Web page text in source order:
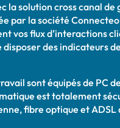
la solution cross canal
par la société
vos flux d’interactions
des indicateurs
sont équipés de PC
est totalement
fibre optique et ADSL